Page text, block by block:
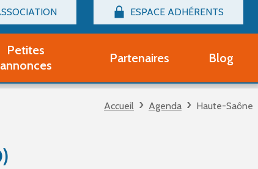
Billetterie
Groupe Vocal
Partenaire
ESPACE ADHÉRENTS
Connexion
Petites
annonces
Partenaires Blog
Accueil Agenda Haute-Saône